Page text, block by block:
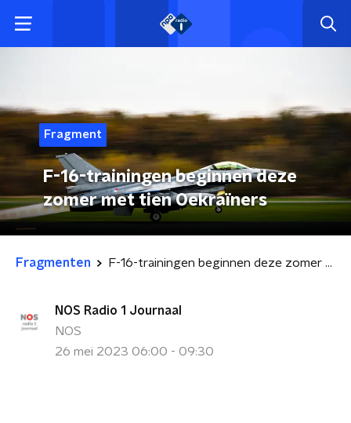
Fragment
F-16-trainingen beginnen deze
zomer met tien Oekraïners
Fragmenten F-16-trainingen beginnen deze zomer met tien Oekraïners
NOS Radio 1 Journaal
NOS
26 mei 2023 06:00 - 09:30